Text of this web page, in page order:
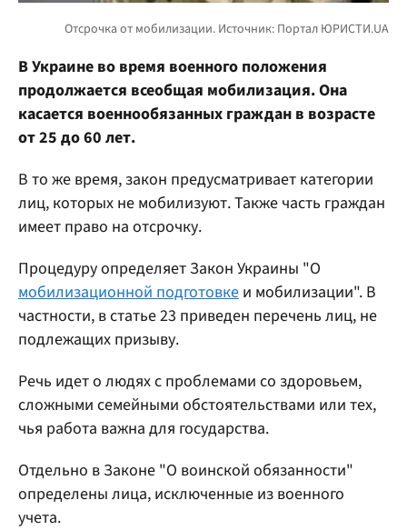
В Украине во время военного положения
продолжается всеобщая мобилизация. Она
касается военнообязанных граждан в возрасте
от 25 до 60 лет.
В то же время, закон предусматривает категории
лиц, которых не мобилизуют. Также часть граждан
имеет право на отсрочку.
Процедуру определяет Закон Украины "О
мобилизационной подготовке и мобилизации". В
частности, в статье 23 приведен перечень лиц, не
подлежащих призыву.
Речь идет о людях с проблемами со здоровьем,
сложными семейными обстоятельствами или тех,
чья работа важна для государства.
Отдельно в Законе "О воинской обязанности"
определены лица, исключенные из военного
учета.